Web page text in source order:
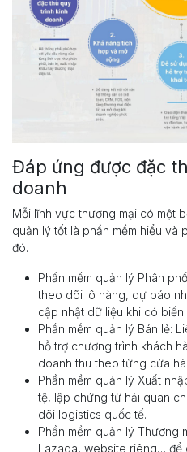
Đáp ứng được đặc
doanh
Mỗi lĩnh vực thương mại có một
quản lý tốt là phần mềm hiểu và
đó.
Phần mềm quản lý Phân
theo dõi lô hàng, dự báo
cập nhật dữ liệu khi có biến
Phần mềm quản lý Bán lẻ:
hỗ trợ chương trình khách
doanh thu theo từng cửa
Phần mềm quản lý Xuất
tệ, lập chứng từ hải quan
dõi logistics quốc tế.
Phần mềm quản lý Thương
Lazada, website riêng… để